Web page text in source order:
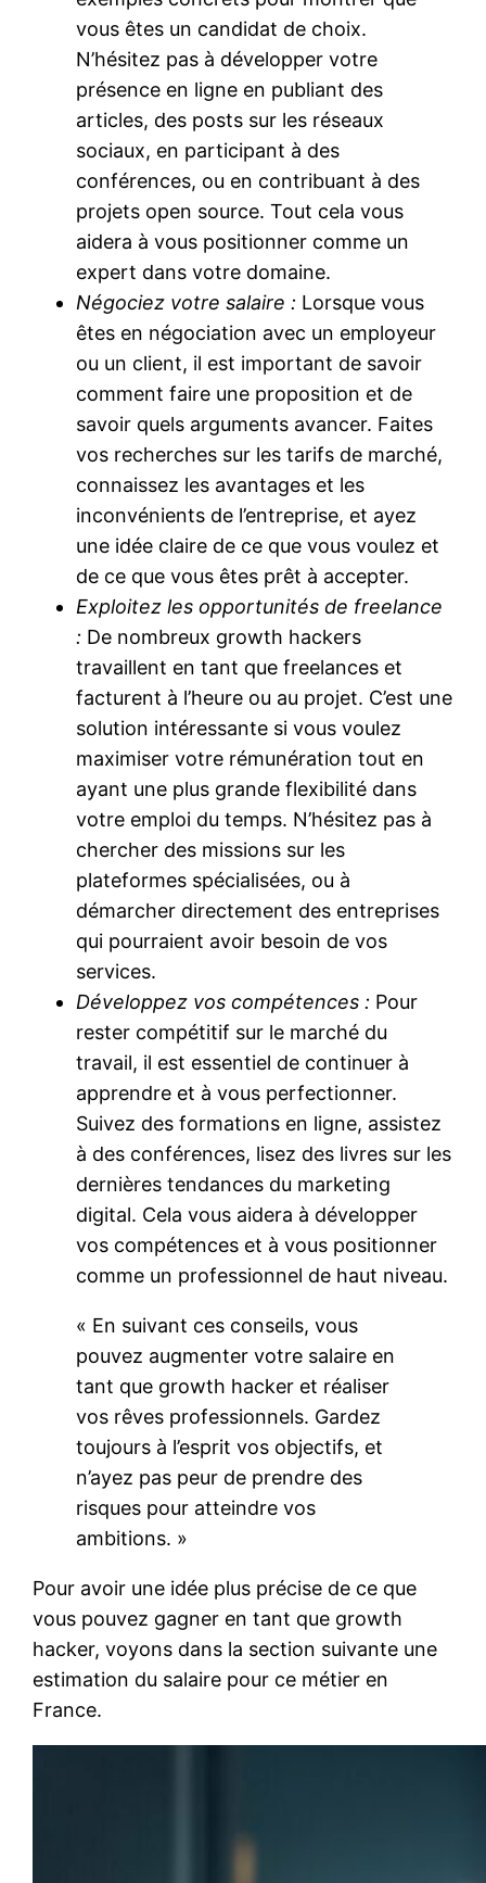
vous êtes un candidat de choix.
N’hésitez pas à développer votre
présence en ligne en publiant des
articles, des posts sur les réseaux
sociaux, en participant à des
conférences, ou en contribuant à des
projets open source. Tout cela vous
aidera à vous positionner comme un
expert dans votre domaine.
Négociez votre salaire : Lorsque vous
êtes en négociation avec un employeur
ou un client, il est important de savoir
comment faire une proposition et de
savoir quels arguments avancer. Faites
vos recherches sur les tarifs de marché,
connaissez les avantages et les
inconvénients de l’entreprise, et ayez
une idée claire de ce que vous voulez et
de ce que vous êtes prêt à accepter.
Exploitez les opportunités de freelance
: De nombreux growth hackers
travaillent en tant que freelances et
facturent à l’heure ou au projet. C’est une
solution intéressante si vous voulez
maximiser votre rémunération tout en
ayant une plus grande flexibilité dans
votre emploi du temps. N’hésitez pas à
chercher des missions sur les
plateformes spécialisées, ou à
démarcher directement des entreprises
qui pourraient avoir besoin de vos
services.
Développez vos compétences : Pour
rester compétitif sur le marché du
travail, il est essentiel de continuer à
apprendre et à vous perfectionner.
Suivez des formations en ligne, assistez
à des conférences, lisez des livres sur les
dernières tendances du marketing
digital. Cela vous aidera à développer
vos compétences et à vous positionner
comme un professionnel de haut niveau.
« En suivant ces conseils, vous
pouvez augmenter votre salaire en
tant que growth hacker et réaliser
vos rêves professionnels. Gardez
toujours à l’esprit vos objectifs, et
n’ayez pas peur de prendre des
risques pour atteindre vos
ambitions. »
Pour avoir une idée plus précise de ce que
vous pouvez gagner en tant que growth
hacker, voyons dans la section suivante une
estimation du salaire pour ce métier en
France.